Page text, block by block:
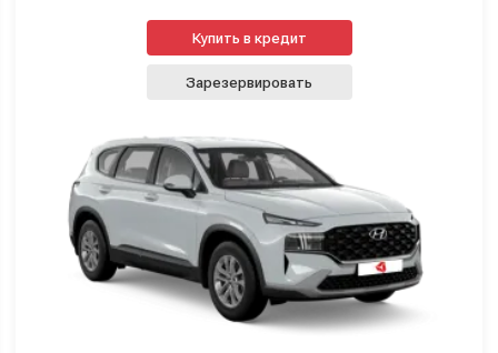
Купить в кредит
Зарезервировать